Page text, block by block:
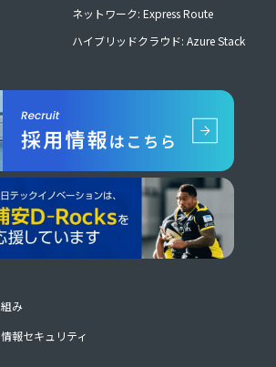
ネットワーク: Express Route
ハイブリッドクラウド: Azure Stack
み
報セキュリティ